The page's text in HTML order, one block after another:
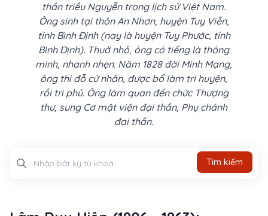
thần triều Nguyễn trong lịch sử Việt Nam.
Ông sinh tại thôn An Nhơn, huyện Tuy Viễn,
tỉnh Bình Định (nay là huyện Tuy Phước, tỉnh
Bình Định). Thuở nhỏ, ông có tiếng là thông
minh, nhanh nhẹn. Năm 1828 đời Minh Mạng,
ông thi đỗ cử nhân, được bổ làm tri huyện,
rồi tri phủ. Ông làm quan đến chức Thượng
thư, sung Cơ mật viện đại thần, Phụ chánh
đại thần.
Tìm kiếm